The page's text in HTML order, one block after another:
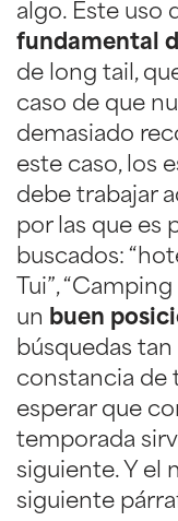
algo. Este uso
fundamental
de long tail,
caso de que
demasiado
este caso, los
debe trabajar
por las que es
buscados:
Tui”,
un buen
búsquedas
constancia de
esperar que
temporada
siguiente. Y el
siguiente